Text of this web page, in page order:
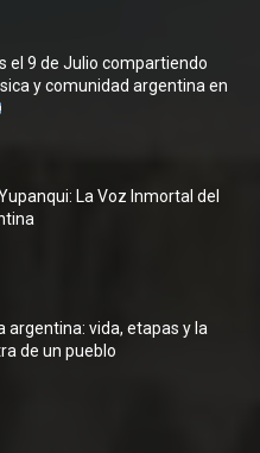
el 9 de Julio compartiendo
y comunidad argentina en
La Voz Inmortal del
argentina: vida, etapas y la
de un pueblo